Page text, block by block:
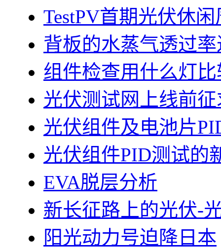
TestPV首期光伏休
背板的水蒸气透过
组件检查用什么灯
光伏测试网上线前
光伏组件及电池片
光伏组件PID测试的
EVA脱层分析
新长征路上的光伏-
阳光动力号迫降日本